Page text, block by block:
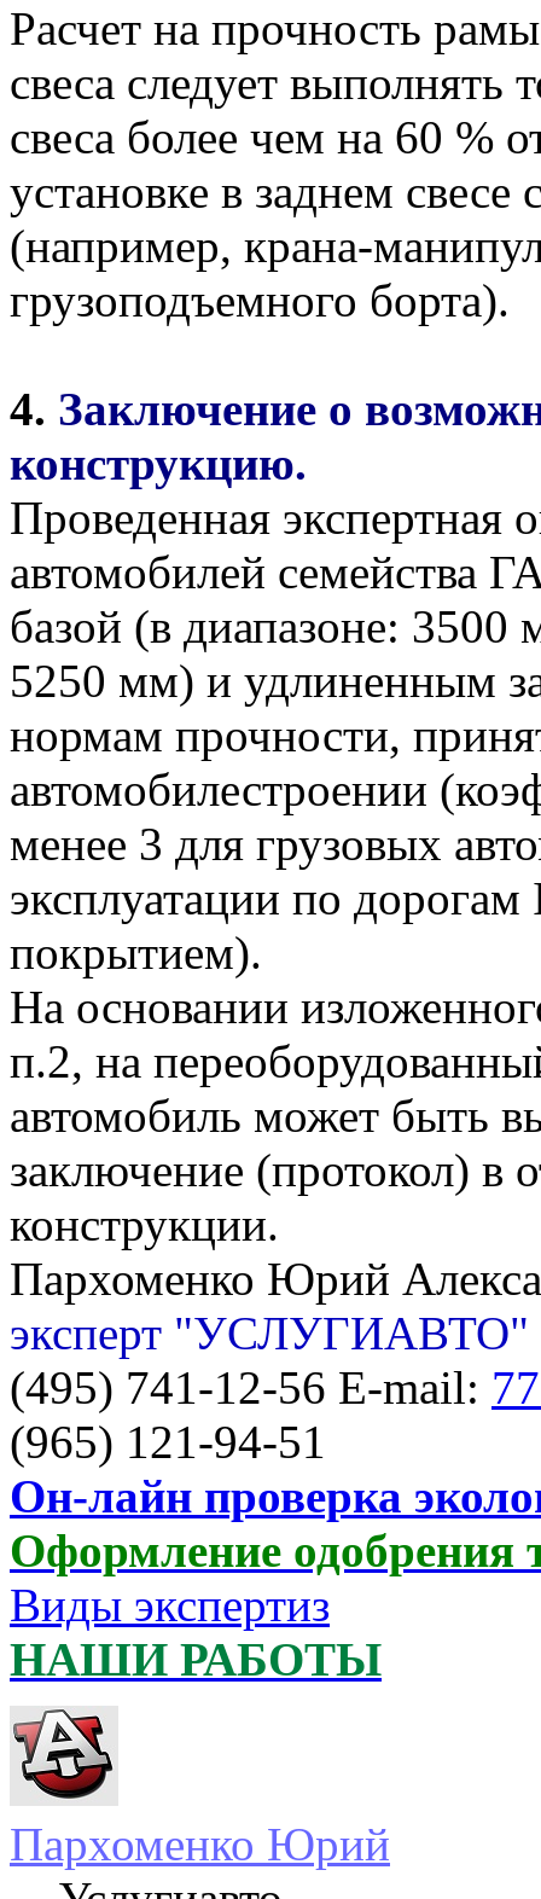
Расчет на прочность
свеса следует выполнять
свеса более чем на 60 %
установке в заднем свесе
(например, крана-
грузоподъемного борта).
4. Заключение о
конструкцию.
Проведенная экспертная
автомобилей семейства
базой (в диапазоне:
5250 мм) и удлиненным
нормам прочности,
автомобилестроении
менее 3 для грузовых
эксплуатации по
покрытием).
На основании
п.2, на
автомобиль может быть
заключение (протокол) в
конструкции.
Пархоменко Юрий
эксперт "УСЛУГИАВТО"
(495) 741-12-56 E-mail:
(965) 121-94-51
Он-лайн проверка
Оформление
Виды экспертиз
НАШИ РАБОТЫ
Пархоменко Юрий